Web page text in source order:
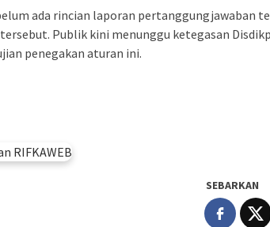
ada rincian laporan pertanggungjawaban
Publik kini menunggu ketegasan
penegakan aturan ini.
SEBARKAN